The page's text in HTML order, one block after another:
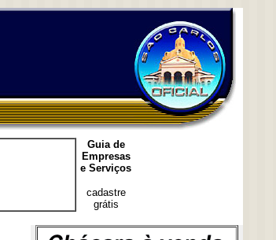
Guia de
Empresas
e Serviços
cadastre
grátis